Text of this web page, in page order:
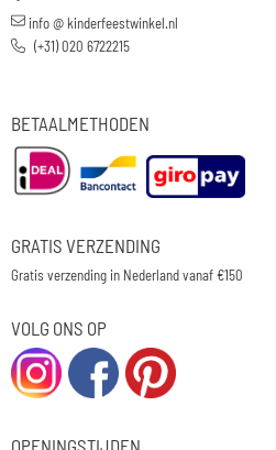
info @ kinderfeestwinkel.nl
(+31) 020 6722215
BETAALMETHODEN
GRATIS VERZENDING
Gratis verzending in Nederland vanaf €150
VOLG ONS OP